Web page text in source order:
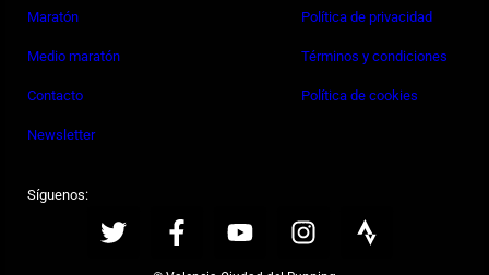
Maratón
Medio maratón
Contacto
Newsletter
Política de privacidad
Términos y condiciones
Política de cookies
Síguenos: